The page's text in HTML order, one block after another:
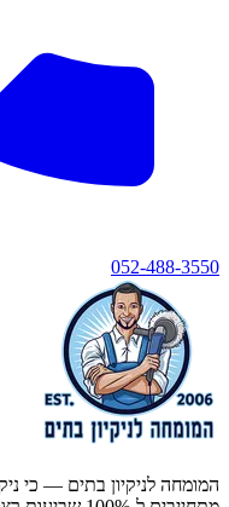
052-488-3550
המומחה לניקיון בתים — כי